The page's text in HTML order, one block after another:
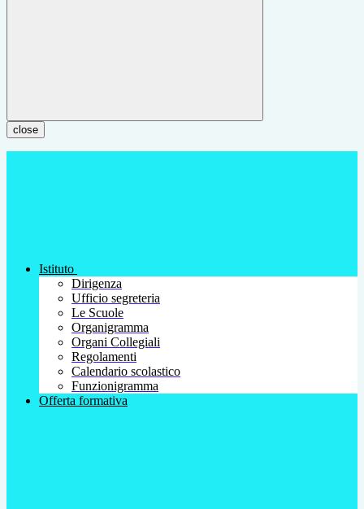
close
Istituto
Dirigenza
Ufficio segreteria
Le Scuole
Organigramma
Organi Collegiali
Regolamenti
Calendario scolastico
Funzionigramma
Offerta formativa